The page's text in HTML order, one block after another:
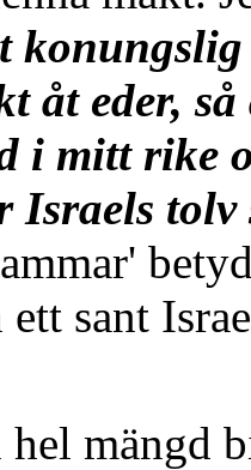
åt eder,
i mitt rike
Israels
ett sant
mängd